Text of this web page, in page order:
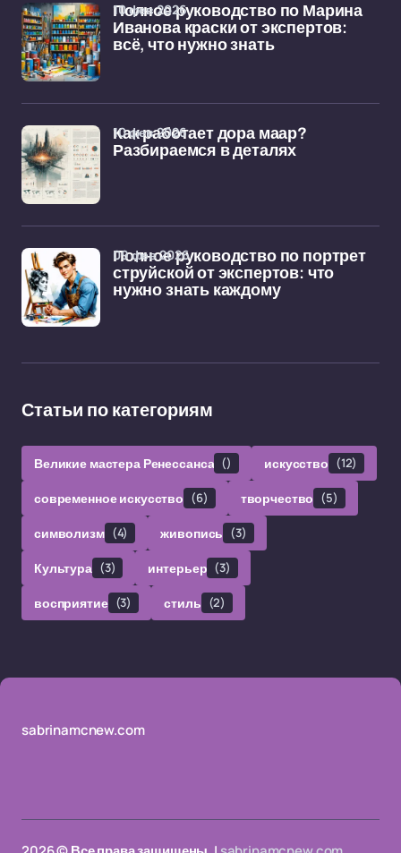
Полное руководство по Марина
Иванова краски от экспертов:
всё, что нужно знать
10 фев 2026
Как работает дора маар?
Разбираемся в деталях
10 фев 2026
Полное руководство по портрет
струйской от экспертов: что
нужно знать каждому
09 фев 2026
Статьи по категориям
Великие мастера Ренессанса () искусство (12)
современное искусство (6) творчество (5)
символизм (4) живопись (3)
Культура (3) интерьер (3)
восприятие (3) стиль (2)
sabrinamcnew.com